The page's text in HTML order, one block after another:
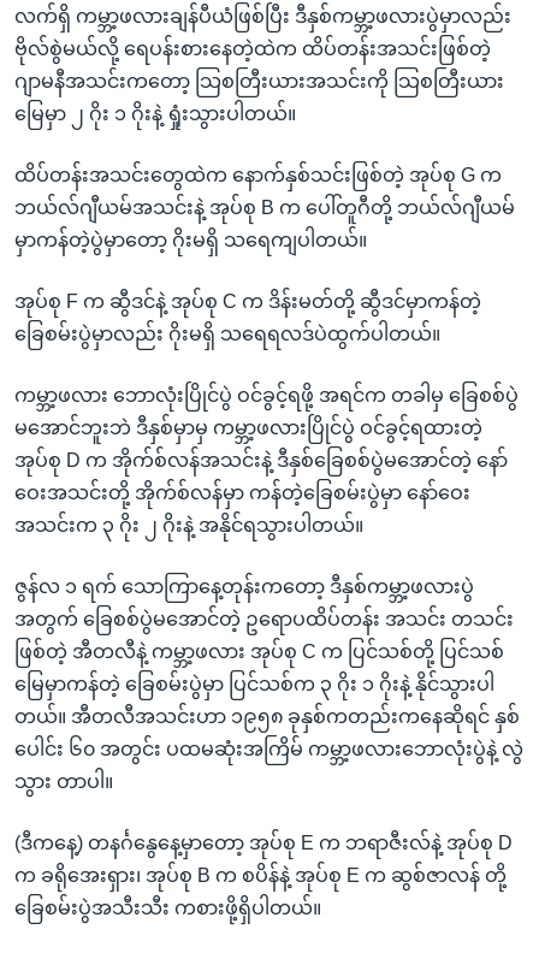
လက်ရှိ ကမ္ဘာ့ဖလားချန်ပီယံဖြစ်ပြီး ဒီနှစ်ကမ္ဘာ့ဖလားပွဲမှာလည်း
ဗိုလ်စွဲမယ်လို့ ရေပန်းစားနေတဲ့ထဲက ထိပ်တန်းအသင်းဖြစ်တဲ့
ဂျာမနီအသင်းကတော့ သြစတြီးယားအသင်းကို သြစတြီးယား
မြေမှာ ၂ ဂိုး ၁ ဂိုးနဲ့ ရှုံးသွားပါတယ်။
ထိပ်တန်းအသင်းတွေထဲက နောက်နှစ်သင်းဖြစ်တဲ့ အုပ်စု G က
ဘယ်လ်ဂျီယမ်အသင်းနဲ့ အုပ်စု B က ပေါ်တူဂီတို့ ဘယ်လ်ဂျီယမ်
မှာကန်တဲ့ပွဲမှာတော့ ဂိုးမရှိ သရေကျပါတယ်။
အုပ်စု F က ဆွီဒင်နဲ့ အုပ်စု C က ဒိန်းမတ်တို့ ဆွီဒင်မှာကန်တဲ့
ခြေစမ်းပွဲမှာလည်း ဂိုးမရှိ သရေရလဒ်ပဲထွက်ပါတယ်။
ကမ္ဘာ့ဖလား ဘောလုံးပြိုင်ပွဲ ဝင်ခွင့်ရဖို့ အရင်က တခါမှ ခြေစစ်ပွဲ
မအောင်ဘူးဘဲ ဒီနှစ်မှာမှ ကမ္ဘာ့ဖလားပြိုင်ပွဲ ဝင်ခွင့်ရထားတဲ့
အုပ်စု D က အိုက်စ်လန်အသင်းနဲ့ ဒီနှစ်ခြေစစ်ပွဲမအောင်တဲ့ နော်
ဝေးအသင်းတို့ အိုက်စ်လန်မှာ ကန်တဲ့ခြေစမ်းပွဲမှာ နော်ဝေး
အသင်းက ၃ ဂိုး ၂ ဂိုးနဲ့ အနိုင်ရသွားပါတယ်။
ဇွန်လ ၁ ရက် သောကြာနေ့တုန်းကတော့ ဒီနှစ်ကမ္ဘာ့ဖလားပွဲ
အတွက် ခြေစစ်ပွဲမအောင်တဲ့ ဥရောပထိပ်တန်း အသင်း တသင်း
ဖြစ်တဲ့ အီတလီနဲ့ ကမ္ဘာ့ဖလား အုပ်စု C က ပြင်သစ်တို့ ပြင်သစ်
မြေမှာကန်တဲ့ ခြေစမ်းပွဲမှာ ပြင်သစ်က ၃ ဂိုး ၁ ဂိုးနဲ့ နိုင်သွားပါ
တယ်။ အီတလီအသင်းဟာ ၁၉၅၈ ခုနှစ်ကတည်းကနေဆိုရင် နှစ်
ပေါင်း ၆၀ အတွင်း ပထမဆုံးအကြိမ် ကမ္ဘာ့ဖလားဘောလုံးပွဲနဲ့ လွဲ
သွား တာပါ။
(ဒီကနေ့) တနင်္ဂနွေနေ့မှာတော့ အုပ်စု E က ဘရာဇီးလ်နဲ့ အုပ်စု D
က ခရိုအေးရှား၊ အုပ်စု B က စပိန်နဲ့ အုပ်စု E က ဆွစ်ဇာလန် တို့
ခြေစမ်းပွဲအသီးသီး ကစားဖို့ရှိပါတယ်။